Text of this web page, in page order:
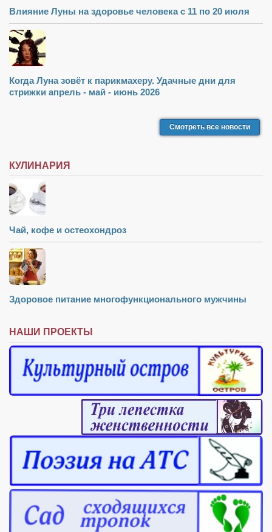
Влияние Луны на здоровье человека с 11 по 20 июля
Когда Луна зовёт к парикмахеру. Удачные дни для
стрижки апрель - май - июнь 2026
Смотреть все новости
КУЛИНАРИЯ
Чай, кофе и остеохондроз
Здоровое питание многофункционального мужчины
НАШИ ПРОЕКТЫ